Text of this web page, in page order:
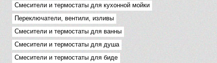
Смесители и термостаты для кухонной мойки
Переключатели, вентили, изливы
Смесители и термостаты для ванны
Смесители и термостаты для душа
Смесители и термостаты для биде